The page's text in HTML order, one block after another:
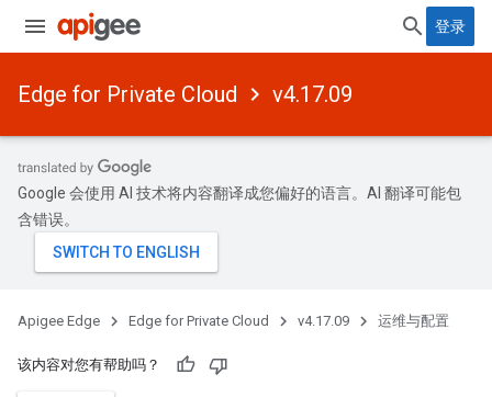
登录
Edge for Private Cloud v4.17.09
Google 会使用 AI 技术将内容翻译成您偏好的语言。AI 翻译可能包
含错误。
Apigee Edge Edge for Private Cloud v4.17.09 运维与配置
该内容对您有帮助吗？